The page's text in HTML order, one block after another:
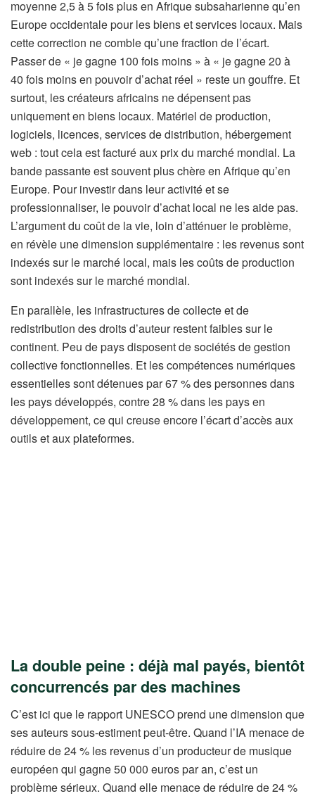
moyenne 2,5 à 5 fois plus en Afrique subsaharienne qu’en
Europe occidentale pour les biens et services locaux. Mais
cette correction ne comble qu’une fraction de l’écart.
Passer de « je gagne 100 fois moins » à « je gagne 20 à
40 fois moins en pouvoir d’achat réel » reste un gouffre. Et
surtout, les créateurs africains ne dépensent pas
uniquement en biens locaux. Matériel de production,
logiciels, licences, services de distribution, hébergement
web : tout cela est facturé aux prix du marché mondial. La
bande passante est souvent plus chère en Afrique qu’en
Europe. Pour investir dans leur activité et se
professionnaliser, le pouvoir d’achat local ne les aide pas.
L’argument du coût de la vie, loin d’atténuer le problème,
en révèle une dimension supplémentaire : les revenus sont
indexés sur le marché local, mais les coûts de production
sont indexés sur le marché mondial.
En parallèle, les infrastructures de collecte et de
redistribution des droits d’auteur restent faibles sur le
continent. Peu de pays disposent de sociétés de gestion
collective fonctionnelles. Et les compétences numériques
essentielles sont détenues par 67 % des personnes dans
les pays développés, contre 28 % dans les pays en
développement, ce qui creuse encore l’écart d’accès aux
outils et aux plateformes.
La double peine : déjà mal payés, bientôt
concurrencés par des machines
C’est ici que le rapport UNESCO prend une dimension que
ses auteurs sous-estiment peut-être. Quand l’IA menace de
réduire de 24 % les revenus d’un producteur de musique
européen qui gagne 50 000 euros par an, c’est un
problème sérieux. Quand elle menace de réduire de 24 %